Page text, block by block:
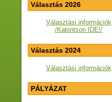
Választás 2026
Választási információk
/Katiintson IDE!/
Választás 2024
Választási információk
PÁLYÁZAT